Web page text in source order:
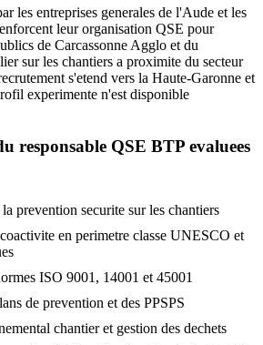
les entreprises generales de l'Aude et les
leur organisation QSE pour
de Carcassonne Agglo et du
sur les chantiers a proximite du secteur
s'etend vers la Haute-Garonne et
experimente n'est disponible
responsable QSE BTP evaluees
prevention securite sur les chantiers
en perimetre classe UNESCO et
ISO 9001, 14001 et 45001
de prevention et des PPSPS
chantier et gestion des dechets